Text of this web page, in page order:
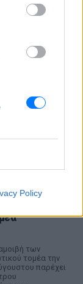
Policy
Πώς
των
τομέα την
παρέχει